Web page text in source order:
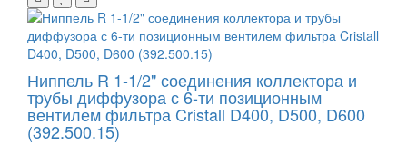
Ниппель R 1-1/2" соединения коллектора и
трубы диффузора с 6-ти позиционным
вентилем фильтра Cristall D400, D500, D600
(392.500.15)